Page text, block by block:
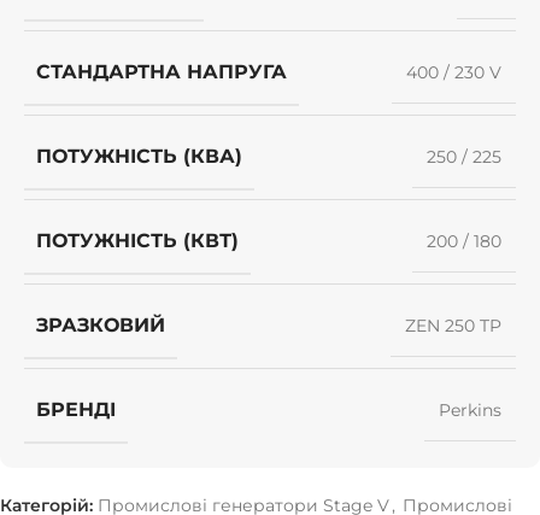
СТАНДАРТНА НАПРУГА 400 / 230 V
ПОТУЖНІСТЬ (КВА) 250 / 225
ПОТУЖНІСТЬ (КВТ) 200 / 180
ЗРАЗКОВИЙ ZEN 250 TP
БРЕНДІ Perkins
Категорій: Промислові генератори Stage V, Промислові